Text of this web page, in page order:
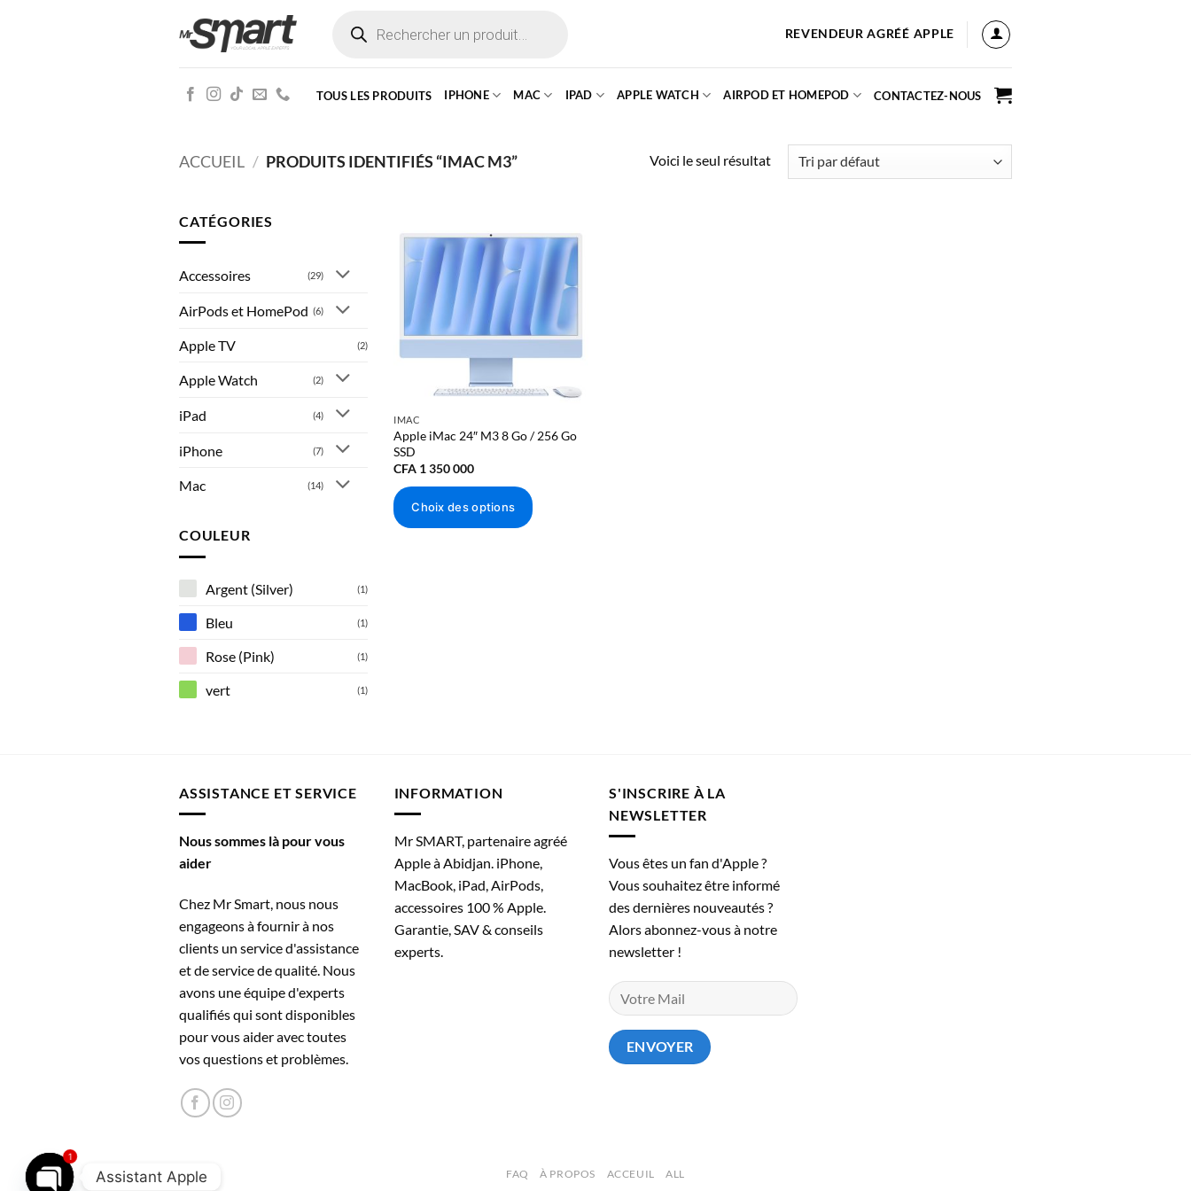
produits
REVENDEUR AGRÉÉ APPLE
TOUS LES PRODUITS IPHONE MAC IPAD APPLE WATCH AIRPOD ET HOMEPOD CONTACTEZ-NOUS
ACCUEIL / PRODUITS IDENTIFIÉS “IMAC M3” Voici le seul résultat
CATÉGORIES
Accessoires (29)
AirPods et HomePod (6)
Apple TV (2)
Apple Watch (2)
iPad (4)
iPhone (7)
Mac (14)
COULEUR
Argent (Silver) (1)
Bleu (1)
Rose (Pink) (1)
vert (1)
Ajouter à
la liste
d’envies
IMAC
Apple iMac 24″ M3 8 Go / 256 Go
SSD
CFA 1 350 000
Choix des options
du
ASSISTANCE ET SERVICE
Nous sommes là pour vous
aider
Chez Mr Smart, nous nous
engageons à fournir à nos
clients un service d'assistance
et de service de qualité. Nous
avons une équipe d'experts
qualifiés qui sont disponibles
pour vous aider avec toutes
vos questions et problèmes.
INFORMATION
Mr SMART, partenaire agréé
Apple à Abidjan. iPhone,
MacBook, iPad, AirPods,
accessoires 100 % Apple.
Garantie, SAV & conseils
experts.
S'INSCRIRE À LA
NEWSLETTER
Vous êtes un fan d'Apple ?
Vous souhaitez être informé
des dernières nouveautés ?
Alors abonnez-vous à notre
newsletter !
FAQ À PROPOS ACCEUIL ALL
Assistant Apple
1